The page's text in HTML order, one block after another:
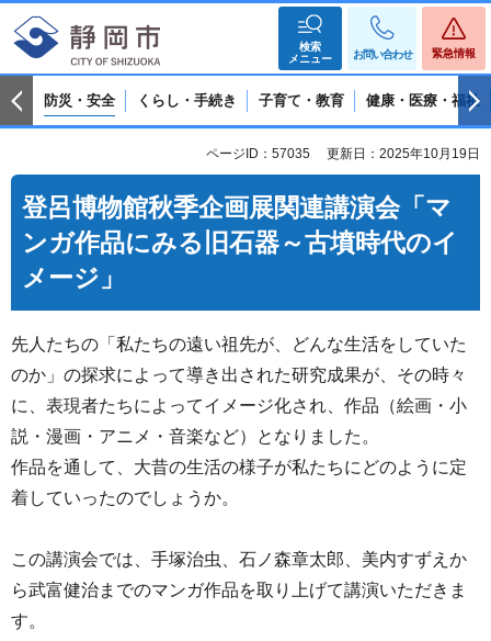
検索
メニュー
お問い合わせ 緊急情報
防災・安全 くらし・手続き 子育て・教育 健康・医療・福祉
ページID：57035 更新日：2025年10月19日
登呂博物館秋季企画展関連講演会「マ
ンガ作品にみる旧石器～古墳時代のイ
メージ」
先人たちの「私たちの遠い祖先が、どんな生活をしていた
のか」の探求によって導き出された研究成果が、その時々
に、表現者たちによってイメージ化され、作品（絵画・小
説・漫画・アニメ・音楽など）となりました。
作品を通して、大昔の生活の様子が私たちにどのように定
着していったのでしょうか。
この講演会では、手塚治虫、石ノ森章太郎、美内すずえか
ら武富健治までのマンガ作品を取り上げて講演いただきま
す。